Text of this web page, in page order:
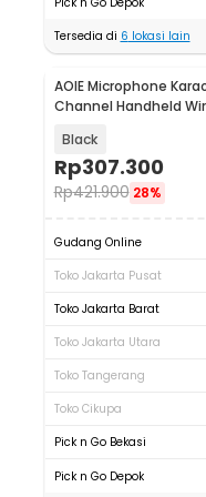
Tersedia di 6 lokasi lain
AOIE Microphone
Channel Handheld
Black
Rp307.300
Rp421.900 28%
Gudang Online
Toko Jakarta Pusat
Toko Jakarta Barat
Toko Jakarta Utara
Toko Tangerang
Toko Cikupa
Pick n Go Bekasi
Pick n Go Depok